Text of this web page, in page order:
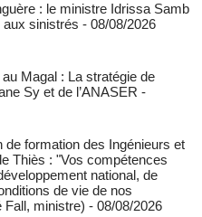
: le ministre Idrissa Samb
aux sinistrés - 08/08/2026
Magal : La stratégie de
Sy et de l’ANASER -
de formation des Ingénieurs et
Thiès : "Vos compétences
national, de
de vie de nos
Fall, ministre) - 08/08/2026